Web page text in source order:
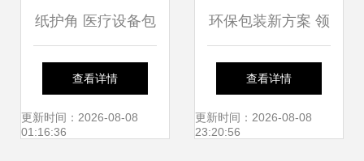
纸护角 医疗设备包
装的守护卫士
查看详情
更新时间：2026-08-08
01:16:36
环保包装新方案 领
昂包装材料全解析
查看详情
更新时间：2026-08-08
23:20:56